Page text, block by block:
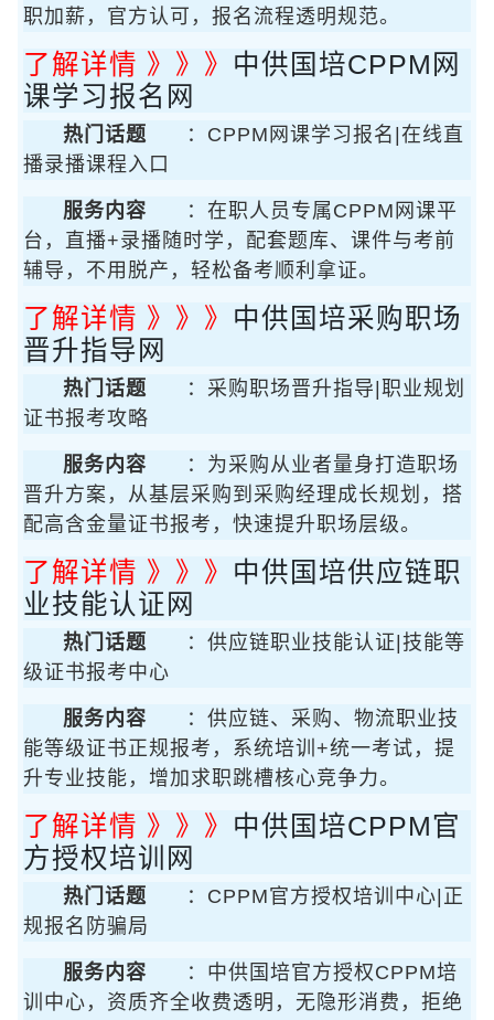
职加薪，官方认可，报名流程透明规范。
了解详情 》》》 中供国培CPPM网
课学习报名网
热门话题
：CPPM网课学习报名|在线直
播录播课程入口
服务内容
：在职人员专属CPPM网课平
台，直播+录播随时学，配套题库、课件与考前
辅导，不用脱产，轻松备考顺利拿证。
了解详情 》》》 中供国培采购职场
晋升指导网
热门话题
：采购职场晋升指导|职业规划
证书报考攻略
服务内容
：为采购从业者量身打造职场
晋升方案，从基层采购到采购经理成长规划，搭
配高含金量证书报考，快速提升职场层级。
了解详情 》》》 中供国培供应链职
业技能认证网
热门话题
：供应链职业技能认证|技能等
级证书报考中心
服务内容
：供应链、采购、物流职业技
能等级证书正规报考，系统培训+统一考试，提
升专业技能，增加求职跳槽核心竞争力。
了解详情 》》》 中供国培CPPM官
方授权培训网
热门话题
：CPPM官方授权培训中心|正
规报名防骗局
服务内容
：中供国培官方授权CPPM培
训中心，资质齐全收费透明，无隐形消费，拒绝